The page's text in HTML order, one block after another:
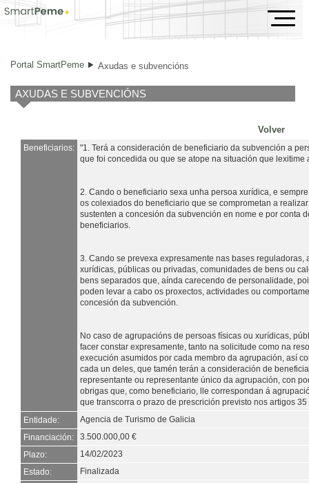
Axudas e subvencións
Portal SmartPeme Axudas e subvencións
AXUDAS E SUBVENCIÓNS
Volver
Beneficiarios: "1. Terá a consideración de beneficiario da subvención a
que foi concedida ou que se atope na situación que lexitime
2. Cando o beneficiario sexa unha persoa xurídica, e
os colexiados do beneficiario que se comprometan a
sustenten a concesión da subvención en nome e por conta
beneficiarios.
3. Cando se prevexa expresamente nas bases reguladoras,
xurídicas, públicas ou privadas, comunidades de bens ou
bens separados que, aínda carecendo de personalidade,
poden levar a cabo os proxectos, actividades ou
concesión da subvención.
No caso de agrupacións de persoas físicas ou xurídicas,
facer constar expresamente, tanto na solicitude como na
execución asumidos por cada membro da agrupación, así
cada un deles, que tamén terán a consideración de
representante ou representante único da agrupación, con
obrigas que, como beneficiario, lle correspondan á
que transcorra o prazo de prescrición previsto nos artigos
Entidade:
Agencia de Turismo de Galicia
Financiación:
3.500.000,00 €
Plazo:
14/02/2023
Estado:
Finalizada